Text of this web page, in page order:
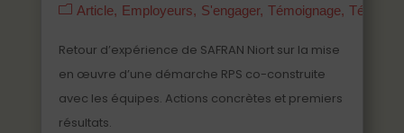
Article Employeurs S'engager Témoignage
Retour d’expérience de SAFRAN Niort sur la mise
en œuvre d’une démarche RPS co-construite
avec les équipes. Actions concrètes et premiers
résultats.